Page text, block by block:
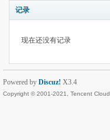
记录
现在还没有记录
Powered by Discuz! X3.4
Copyright © 2001-2021, Tencent Cloud.